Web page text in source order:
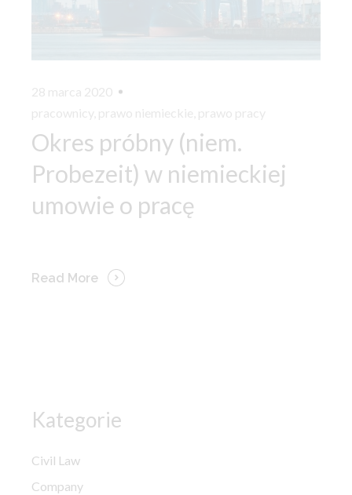
28 marca 2020
pracownicy prawo niemieckie prawo pracy
Okres próbny (niem.
Probezeit) w niemieckiej
umowie o pracę
Read More
Kategorie
Civil Law
Company